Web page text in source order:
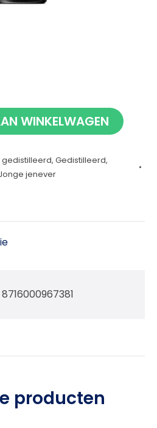
WINKELWAGEN
gedistilleerd, Gedistilleerd,
jenever
8716000967381
producten